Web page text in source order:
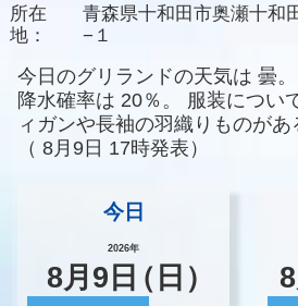
所在
地：
青森県十和田市奥瀬十和
−１
今日のグリランドの天気は 曇。
降水確率は 20％。 服装につい
ィガンや長袖の羽織りものがあ
（ 8月9日 17時発表）
今日
2026年
8月 9 日（日） 8